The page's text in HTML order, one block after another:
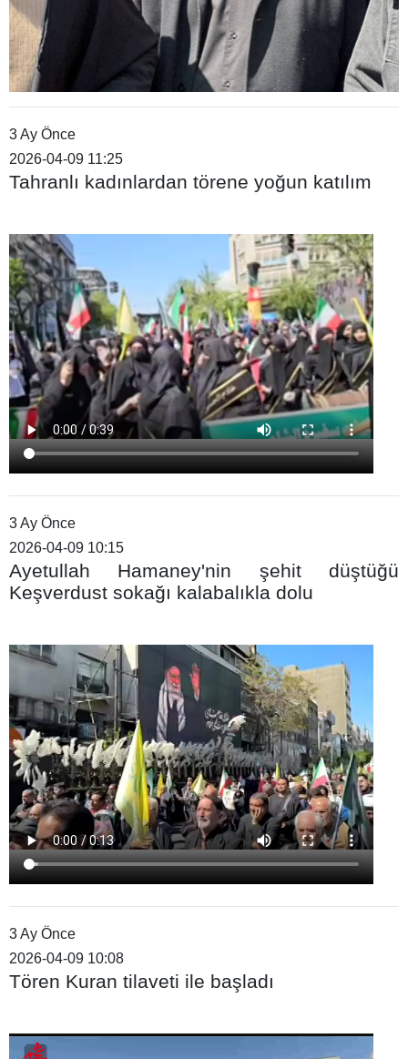
3 Ay Önce
2026-04-09 11:25
Tahranlı kadınlardan törene yoğun katılım
3 Ay Önce
2026-04-09 10:15
Ayetullah Hamaney'nin şehit düştüğü
Keşverdust sokağı kalabalıkla dolu
3 Ay Önce
2026-04-09 10:08
Tören Kuran tilaveti ile başladı